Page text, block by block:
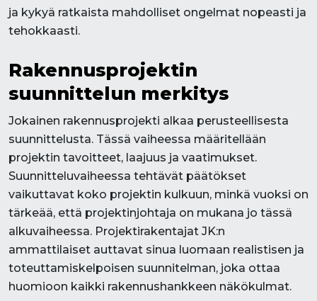
ja kykyä ratkaista mahdolliset ongelmat nopeasti ja
tehokkaasti.
Rakennusprojektin
suunnittelun merkitys
Jokainen rakennusprojekti alkaa perusteellisesta
suunnittelusta. Tässä vaiheessa määritellään
projektin tavoitteet, laajuus ja vaatimukset.
Suunnitteluvaiheessa tehtävät päätökset
vaikuttavat koko projektin kulkuun, minkä vuoksi on
tärkeää, että projektinjohtaja on mukana jo tässä
alkuvaiheessa. Projektirakentajat JK:n
ammattilaiset auttavat sinua luomaan realistisen ja
toteuttamiskelpoisen suunnitelman, joka ottaa
huomioon kaikki rakennushankkeen näkökulmat.